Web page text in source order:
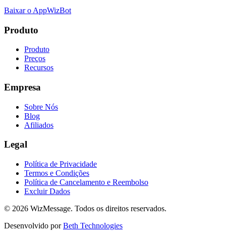
Baixar o AppWizBot
Produto
Produto
Preços
Recursos
Empresa
Sobre Nós
Blog
Afiliados
Legal
Política de Privacidade
Termos e Condições
Política de Cancelamento e Reembolso
Excluir Dados
© 2026 WizMessage. Todos os direitos reservados.
Desenvolvido por Beth Technologies